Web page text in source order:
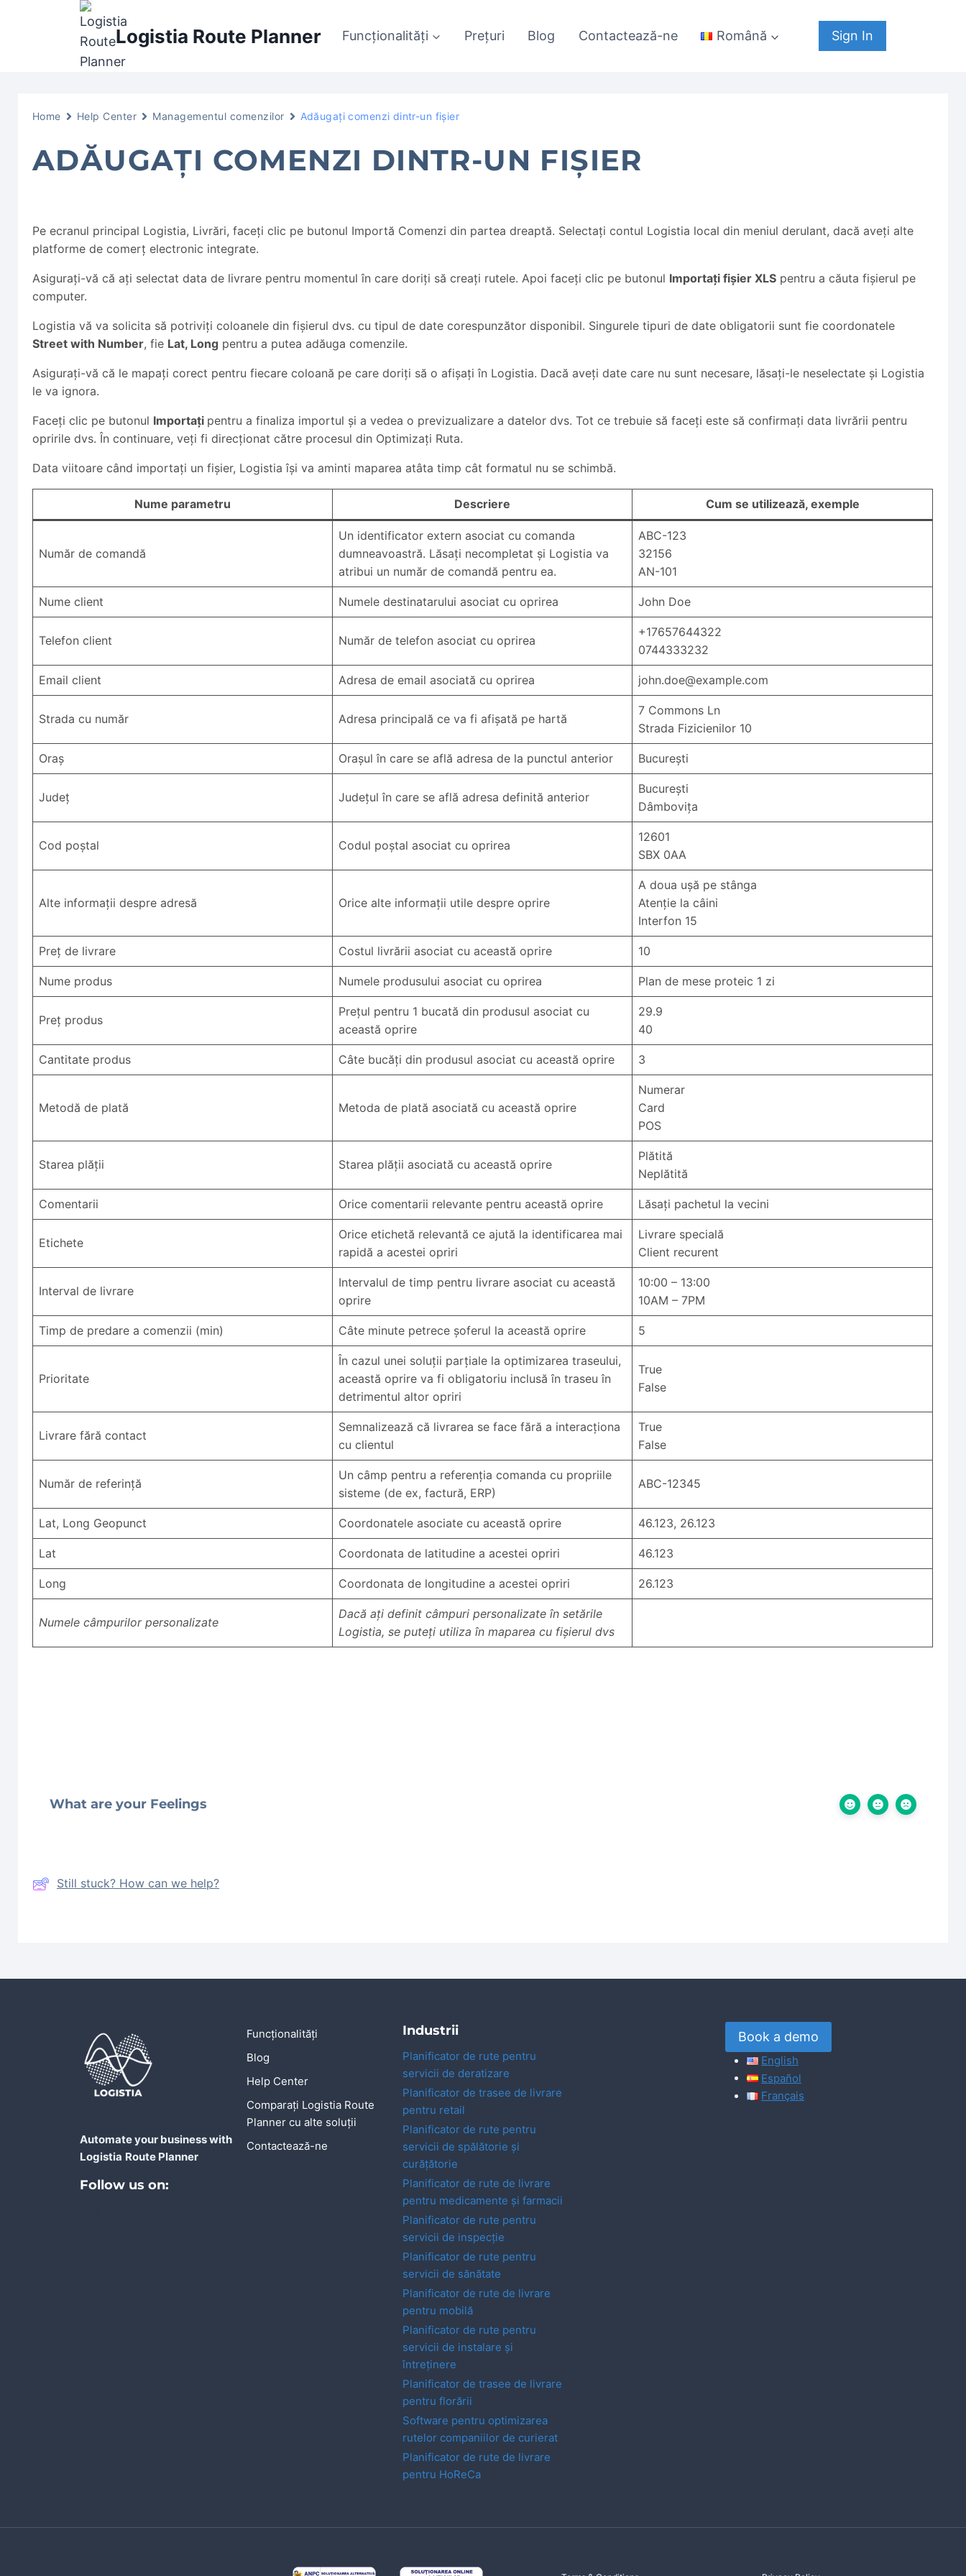
Logistia Route Planner Funcționalități Prețuri Blog Contactează-ne Română Sign In
Home Help Center Managementul comenzilor Adăugați comenzi dintr-un fișier
ADĂUGAȚI COMENZI DINTR-UN FIȘIER
Pe ecranul principal Logistia, Livrări, faceți clic pe butonul Importă Comenzi din partea dreaptă. Selectați contul Logistia local din meniul derulant, dacă aveți alte
platforme de comerț electronic integrate.
Asigurați-vă că ați selectat data de livrare pentru momentul în care doriți să creați rutele. Apoi faceți clic pe butonul Importați fișier XLS pentru a căuta fișierul pe
computer.
Logistia vă va solicita să potriviți coloanele din fișierul dvs. cu tipul de date corespunzător disponibil. Singurele tipuri de date obligatorii sunt fie coordonatele
Street with Number, fie Lat, Long pentru a putea adăuga comenzile.
Asigurați-vă că le mapați corect pentru fiecare coloană pe care doriți să o afișați în Logistia. Dacă aveți date care nu sunt necesare, lăsați-le neselectate și Logistia
le va ignora.
Faceți clic pe butonul Importați pentru a finaliza importul și a vedea o previzualizare a datelor dvs. Tot ce trebuie să faceți este să confirmați data livrării pentru
opririle dvs. În continuare, veți fi direcționat către procesul din Optimizați Ruta.
Data viitoare când importați un fișier, Logistia își va aminti maparea atâta timp cât formatul nu se schimbă.
Nume parametru Descriere Cum se utilizează, exemple
Număr de comandă
Un identificator extern asociat cu comanda
dumneavoastră. Lăsați necompletat și Logistia va
atribui un număr de comandă pentru ea.
ABC-123
32156
AN-101
Nume client Numele destinatarului asociat cu oprirea John Doe
Telefon client Număr de telefon asociat cu oprirea
+17657644322
0744333232
Email client Adresa de email asociată cu oprirea john.doe@example.com
Strada cu număr Adresa principală ce va fi afișată pe hartă
7 Commons Ln
Strada Fizicienilor 10
Oraș Orașul în care se află adresa de la punctul anterior București
Județ Județul în care se află adresa definită anterior
București
Dâmbovița
Cod poștal Codul poștal asociat cu oprirea
12601
SBX 0AA
Alte informații despre adresă Orice alte informații utile despre oprire
A doua ușă pe stânga
Atenție la câini
Interfon 15
Preț de livrare Costul livrării asociat cu această oprire 10
Nume produs Numele produsului asociat cu oprirea Plan de mese proteic 1 zi
Preț produs
Prețul pentru 1 bucată din produsul asociat cu
această oprire
29.9
40
Cantitate produs Câte bucăți din produsul asociat cu această oprire 3
Metodă de plată Metoda de plată asociată cu această oprire
Numerar
Card
POS
Starea plății Starea plății asociată cu această oprire
Plătită
Neplătită
Comentarii Orice comentarii relevante pentru această oprire Lăsați pachetul la vecini
Etichete
Orice etichetă relevantă ce ajută la identificarea mai
rapidă a acestei opriri
Livrare specială
Client recurent
Interval de livrare
Intervalul de timp pentru livrare asociat cu această
oprire
10:00 – 13:00
10AM – 7PM
Timp de predare a comenzii (min) Câte minute petrece șoferul la această oprire 5
Prioritate
În cazul unei soluții parțiale la optimizarea traseului,
această oprire va fi obligatoriu inclusă în traseu în
detrimentul altor opriri
True
False
Livrare fără contact
Semnalizează că livrarea se face fără a interacționa
cu clientul
True
False
Număr de referință
Un câmp pentru a referenția comanda cu propriile
sisteme (de ex, factură, ERP)
ABC-12345
Lat, Long Geopunct Coordonatele asociate cu această oprire 46.123, 26.123
Lat Coordonata de latitudine a acestei opriri 46.123
Long Coordonata de longitudine a acestei opriri 26.123
Numele câmpurilor personalizate
Dacă ați definit câmpuri personalizate în setările
Logistia, se puteți utiliza în maparea cu fișierul dvs
What are your Feelings
Still stuck? How can we help?
Automate your business with
Logistia Route Planner
Follow us on:
Funcționalități
Blog
Help Center
Comparați Logistia Route
Planner cu alte soluții
Contactează-ne
Industrii
Planificator de rute pentru
servicii de deratizare
Planificator de trasee de livrare
pentru retail
Planificator de rute pentru
servicii de spălătorie și
curățătorie
Planificator de rute de livrare
pentru medicamente și farmacii
Planificator de rute pentru
servicii de inspecție
Planificator de rute pentru
servicii de sănătate
Planificator de rute de livrare
pentru mobilă
Planificator de rute pentru
servicii de instalare și
întreținere
Planificator de trasee de livrare
pentru florării
Software pentru optimizarea
rutelor companiilor de curierat
Planificator de rute de livrare
pentru HoReCa
Book a demo
English
Español
Français